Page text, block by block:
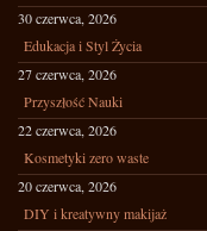
30 czerwca, 2026
Edukacja i Styl Życia
27 czerwca, 2026
Przyszłość Nauki
22 czerwca, 2026
Kosmetyki zero waste
20 czerwca, 2026
DIY i kreatywny makijaż